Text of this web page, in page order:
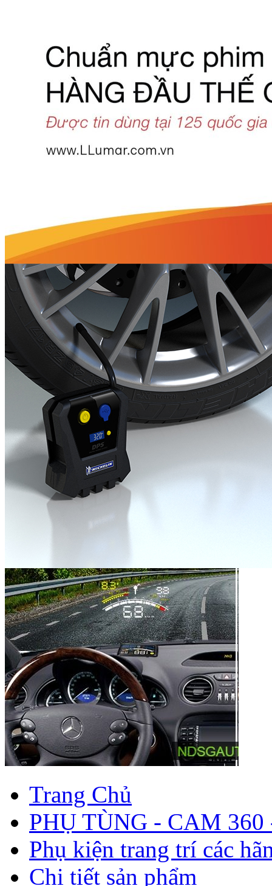
Trang Chủ
PHỤ TÙNG - CAM
Phụ kiện trang trí các
Chi tiết sản phẩm